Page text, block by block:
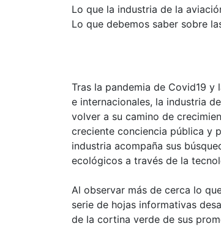
Lo que la industria de la
Lo que debemos saber sobre
Tras la pandemia de Covid19
e internacionales, la industria
volver a su camino de
creciente conciencia pública y
industria acompaña sus
ecológicos a través de la
Al observar más de cerca lo
serie de hojas informativas
de la cortina verde de sus